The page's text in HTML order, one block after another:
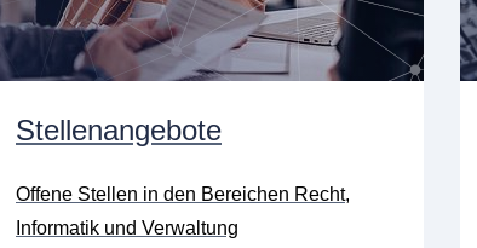
Stellenangebote
Offene Stellen in den Bereichen Recht,
Informatik und Verwaltung